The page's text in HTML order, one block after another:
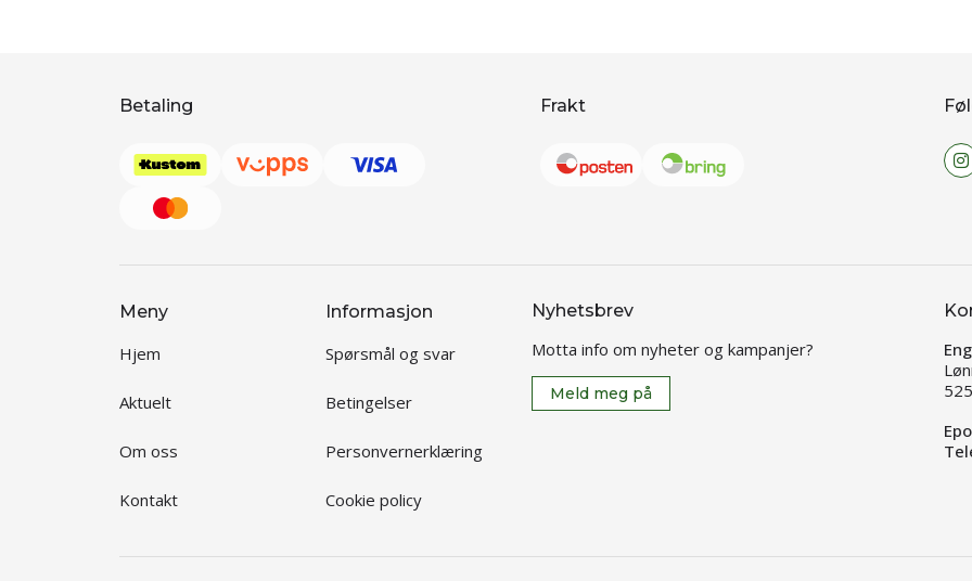
Betaling Frakt
Meny
Hjem
Aktuelt
Om oss
Kontakt
Informasjon
Spørsmål og svar
Betingelser
Personvernerklæring
Cookie policy
Nyhetsbrev
Motta info om nyheter og kampanjer?
Meld meg på